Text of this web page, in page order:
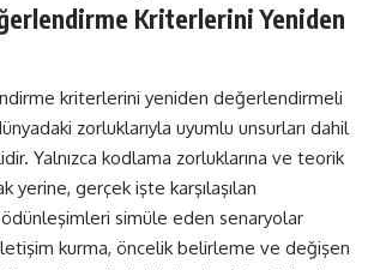
Kriterlerini Yeniden
kriterlerini yeniden değerlendirmeli
zorluklarıyla uyumlu unsurları dahil
Yalnızca kodlama zorluklarına ve teorik
yerine, gerçek işte karşılaşılan
ödünleşimleri simüle eden senaryolar
kurma, öncelik belirleme ve değişen